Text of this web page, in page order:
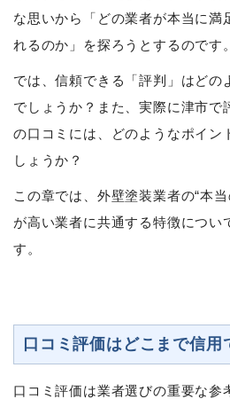
な思いから「どの業者が本当に満
れるのか」を探ろうとするのです。
では、信頼できる「評判」はどの
でしょうか？また、実際に津市で
の口コミには、どのようなポイン
しょうか？
この章では、外壁塗装業者の“本
が高い業者に共通する特徴につい
す。
口コミ評価はどこまで信用
口コミ評価は業者選びの重要な参